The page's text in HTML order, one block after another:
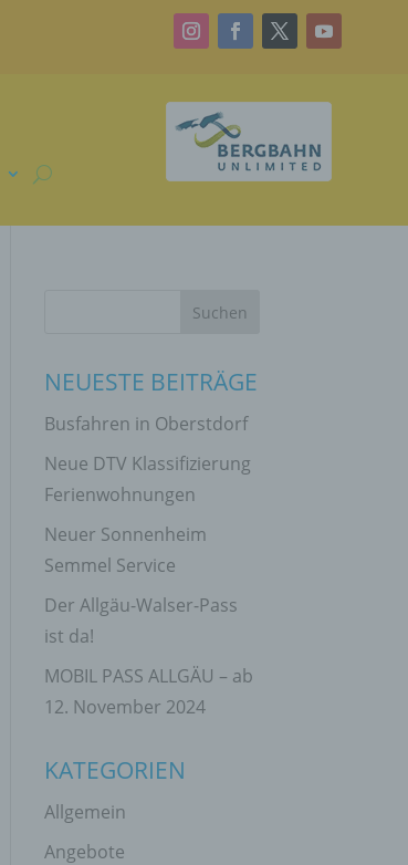
NEUESTE BEITRÄGE
Busfahren in Oberstdorf
Neue DTV Klassifizierung
Ferienwohnungen
Neuer Sonnenheim
Semmel Service
Der Allgäu-Walser-Pass
ist da!
MOBIL PASS ALLGÄU – ab
12. November 2024
KATEGORIEN
Allgemein
Angebote